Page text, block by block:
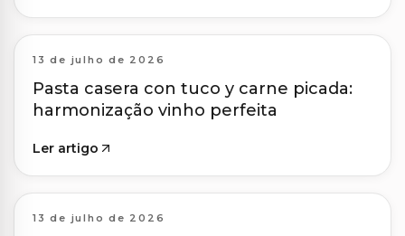
13 de julho de 2026
Pasta casera con tuco y carne picada:
harmonização vinho perfeita
Ler artigo
13 de julho de 2026